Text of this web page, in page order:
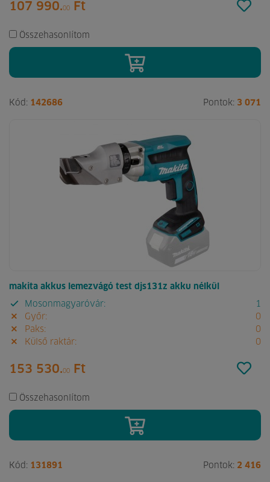
107 990.00 Ft
Összehasonlítom
Kód: 142686 Pontok: 3 071
makita akkus lemezvágó test djs131z akku nélkül
Mosonmagyaróvár:
1
Győr:
0
Paks:
0
Külső raktár:
0
153 530.00 Ft
Összehasonlítom
Kód: 131891 Pontok: 2 416